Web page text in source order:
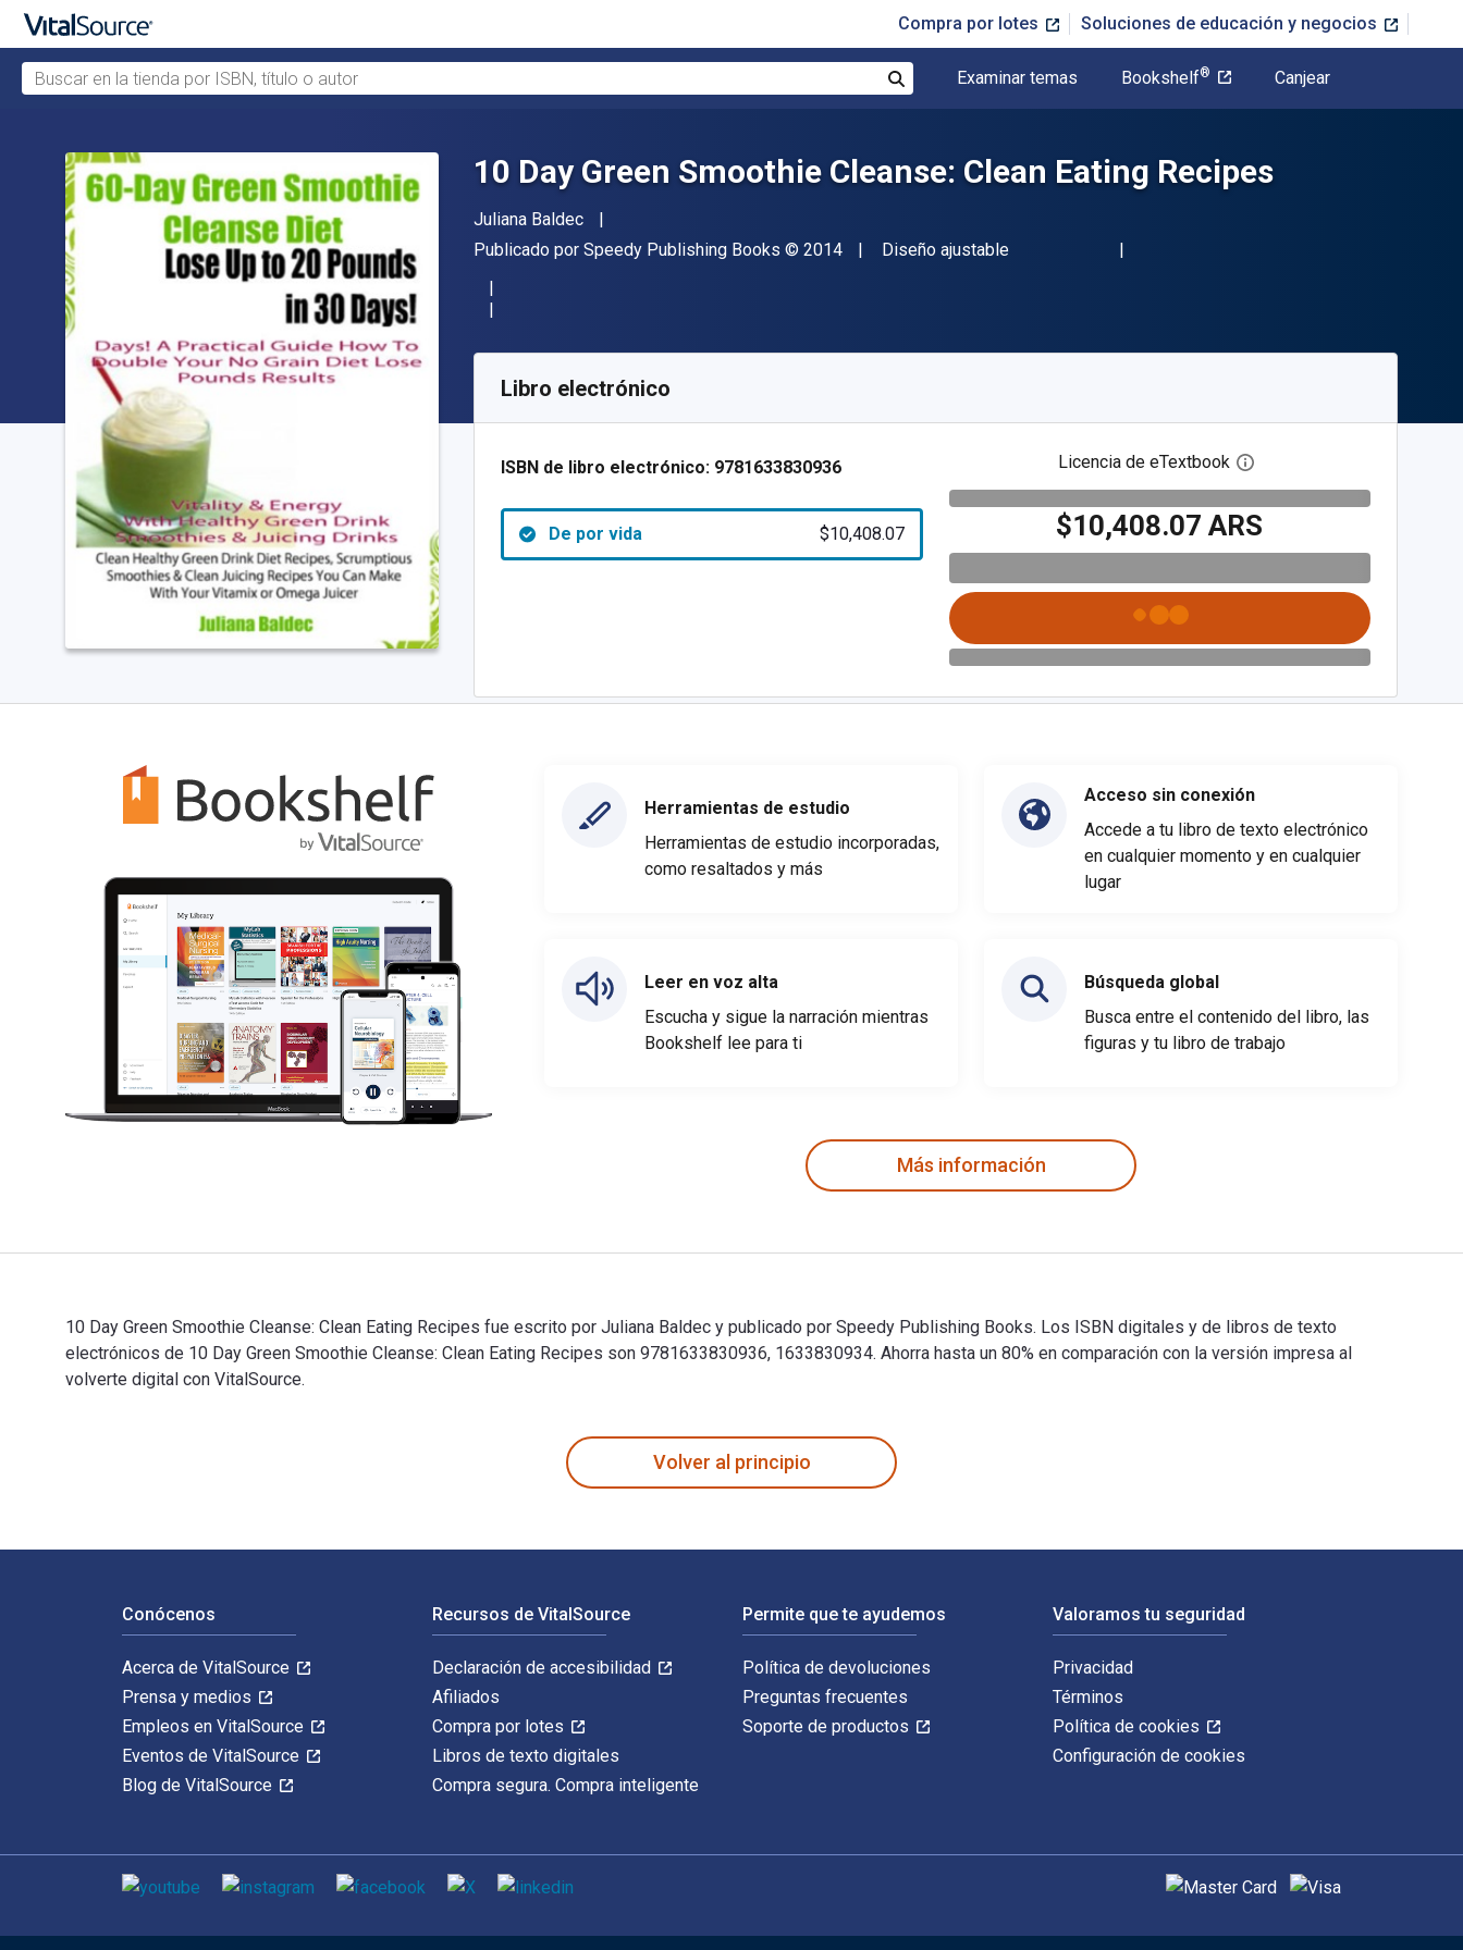
Compra por lotes Soluciones de educación y negocios
Buscar en la tienda por ISBN, título o autor
Examinar temas Bookshelf® Canjear
10 Day Green Smoothie Cleanse: Clean Eating Recipes
Autor(es)
Juliana Baldec
Editor
Publicado por Speedy Publishing Books Copyright
© 2014 Formato
Diseño ajustable
SKU:
Libro electrónico
ISBN de libro electrónico: 9781633830936
De por vida $10,408.07
Licencia de eTextbook Abre el cuadro de diálogo
$10,408.07 ARS
Herramientas de estudio
Herramientas de estudio incorporadas,
como resaltados y más
Leer en voz alta
Escucha y sigue la narración mientras
Bookshelf lee para ti
Acceso sin conexión
Accede a tu libro de texto electrónico
en cualquier momento y en cualquier
lugar
Búsqueda global
Busca entre el contenido del libro, las
figuras y tu libro de trabajo
Más información
10 Day Green Smoothie Cleanse: Clean Eating Recipes fue escrito por Juliana Baldec y publicado por Speedy Publishing Books. Los ISBN digitales y de libros de texto
electrónicos de 10 Day Green Smoothie Cleanse: Clean Eating Recipes son 9781633830936, 1633830934. Ahorra hasta un 80% en comparación con la versión impresa al
volverte digital con VitalSource.
Volver al principio
Conócenos
Acerca de VitalSource
Prensa y medios
Empleos en VitalSource
Eventos de VitalSource
Blog de VitalSource
Recursos de VitalSource
Declaración de accesibilidad
Afiliados
Compra por lotes
Libros de texto digitales
Compra segura. Compra inteligente
Permite que te ayudemos
Política de devoluciones
Preguntas frecuentes
Soporte de productos
Valoramos tu seguridad
Privacidad
Términos
Política de cookies
Configuración de cookies
Medios de comunicación social Métodos de pago admitidos